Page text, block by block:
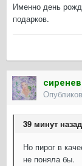
Именно день
подарков.
39 минут
Но пирог в
не поняла бы.